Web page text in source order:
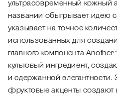
ультрасовременный кожный
названии обыгрывает идею
указывает на точное
использованных для
главного компонента Another
культовый ингредиент,
и сдержанной
фруктовые акценты создают